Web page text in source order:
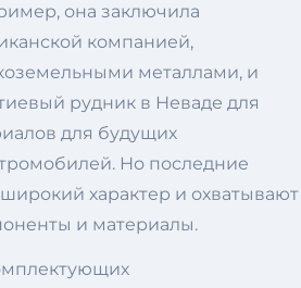
она заключила
компанией,
металлами, и
рудник в Неваде для
для будущих
Но последние
характер и охватывают
и материалы.